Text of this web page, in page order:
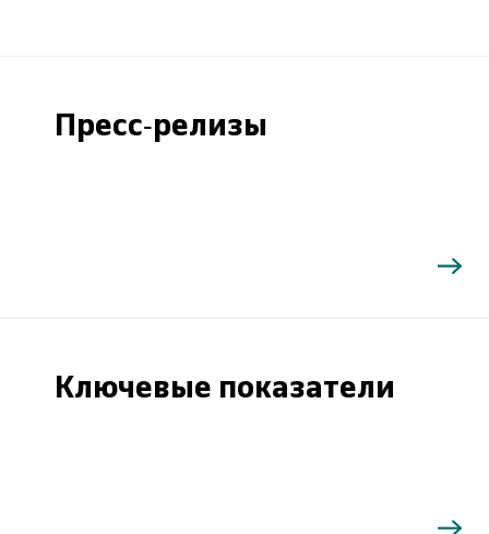
Пресс-релизы
Ключевые показатели